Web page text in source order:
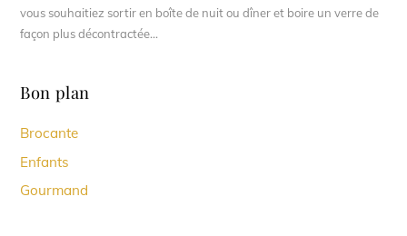
vous souhaitiez sortir en boîte de nuit ou dîner et boire un verre de
façon plus décontractée...
Bon plan
Brocante
Enfants
Gourmand